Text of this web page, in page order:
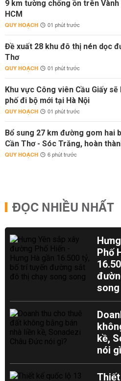
9 km tường chống ồn trên
HCM
QUY HOẠCH 01 phút trước
Đề xuất 28 khu đô thị nén dọc
Thơ
QUY HOẠCH 01 phút trước
Khu vực Công viên Cầu Giấy
phố đi bộ mới tại Hà Nội
QUY HOẠCH 01 phút trước
Bổ sung 27 km đường gom hai
Cần Thơ - Sóc Trăng, hoàn
QUY HOẠCH 6 phút trước
ĐỌC NHIỀU NHẤT
Phố
kề,
nói